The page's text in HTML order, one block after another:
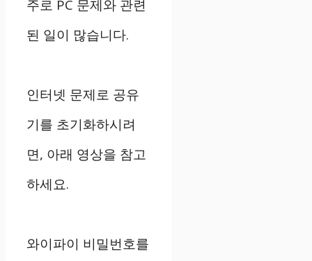
주로 PC 문제와 관련
된 일이 많습니다.
인터넷 문제로 공유
기를 초기화하시려
면, 아래 영상을 참고
하세요.
와이파이 비밀번호를